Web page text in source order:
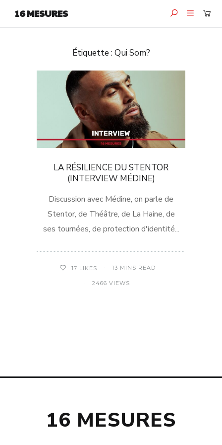
16 MESURES
Étiquette :Qui Som?
LA RÉSILIENCE DU STENTOR
(INTERVIEW MÉDINE)
Discussion avec Médine, on parle de
Stentor, de Théâtre, de La Haine, de
ses tournées, de protection d'identité...
17 LIKES 13 MINS READ
2466 VIEWS
16 MESURES